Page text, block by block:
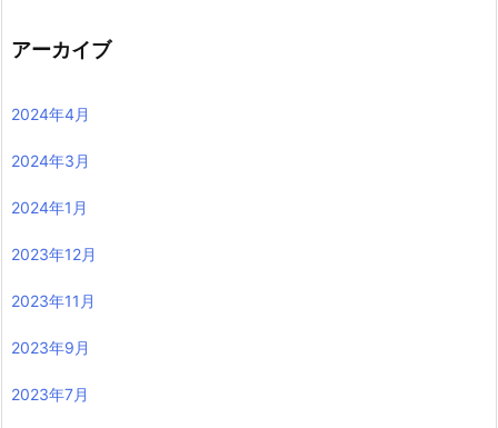
アーカイブ
2024年4月
2024年3月
2024年1月
2023年12月
2023年11月
2023年9月
2023年7月